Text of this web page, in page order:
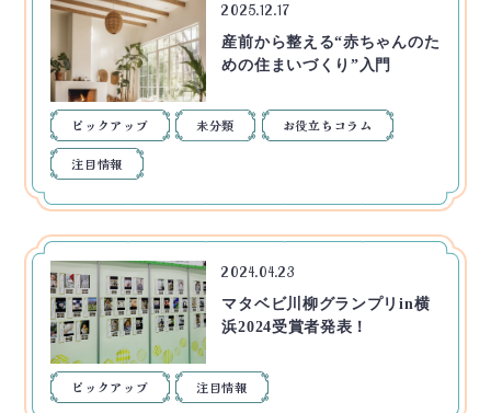
2025.12.17
産前から整える“赤ちゃんのた
めの住まいづくり”入門
ピックアップ 未分類 お役立ちコラム
注目情報
2024.04.23
マタベビ川柳グランプリin横
浜2024受賞者発表！
ピックアップ 注目情報